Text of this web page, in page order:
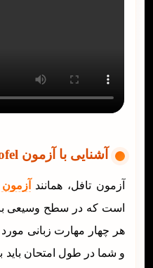
آشنایی با آزمون Tofel
آزمون تافل، همانند
است که در سطح وسیعی
هر چهار مهارت زبانی
و شما در طول امتحان باید